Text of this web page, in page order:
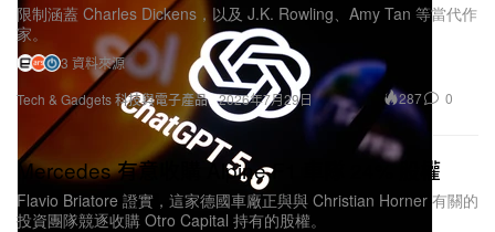
Tech & Gadgets 科技與電子產品
限制涵蓋 Charles Dickens，以及 J.K. Rowling、Amy Tan 等當代作
家。
3 資料來源
2026年7月29日
287 0
Mercedes 有意收購 Alpine F1 車隊 24% 股權
Flavio Briatore 證實，這家德國車廠正與與 Christian Horner 有關的
投資團隊競逐收購 Otro Capital 持有的股權。